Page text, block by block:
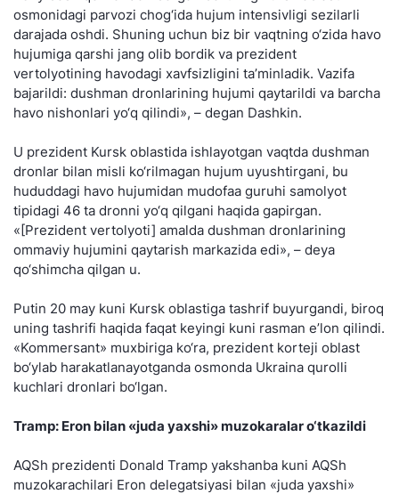
osmonidagi parvozi chog‘ida hujum intensivligi sezilarli
darajada oshdi. Shuning uchun biz bir vaqtning o‘zida havo
hujumiga qarshi jang olib bordik va prezident
vertolyotining havodagi xavfsizligini ta’minladik. Vazifa
bajarildi: dushman dronlarining hujumi qaytarildi va barcha
havo nishonlari yo‘q qilindi», – degan Dashkin.
U prezident Kursk oblastida ishlayotgan vaqtda dushman
dronlar bilan misli ko‘rilmagan hujum uyushtirgani, bu
hududdagi havo hujumidan mudofaa guruhi samolyot
tipidagi 46 ta dronni yo‘q qilgani haqida gapirgan.
«[Prezident vertolyoti] amalda dushman dronlarining
ommaviy hujumini qaytarish markazida edi», – deya
qo‘shimcha qilgan u.
Putin 20 may kuni Kursk oblastiga tashrif buyurgandi, biroq
uning tashrifi haqida faqat keyingi kuni rasman e’lon qilindi.
«Kommersant» muxbiriga ko‘ra, prezident korteji oblast
bo‘ylab harakatlanayotganda osmonda Ukraina qurolli
kuchlari dronlari bo‘lgan.
Tramp: Eron bilan «juda yaxshi» muzokaralar o‘tkazildi
AQSh prezidenti Donald Tramp yakshanba kuni AQSh
muzokarachilari Eron delegatsiyasi bilan «juda yaxshi»